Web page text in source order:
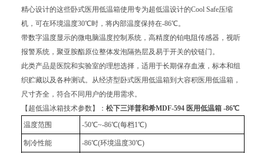
精心设计的这些卧式医用低温箱使用专为超低温设计的Cool Safe压缩
机，可在环境温度30℃时，将内部温度保持在-86℃。
带数字温度显示的微电脑温度控制系统，高精度的铂电阻传感器，视听
报警系统，聚亚胺酯原位整体发泡隔热层及易于开关的铰链门。
此类产品是医院和实验室的理想选择，适用于长期保存血液，标本和组
织贮藏以及各种测试。从经济型卧式医用低温箱到大容积医用低温箱，
尺寸齐全，符合不同用户的使用需求。
【超低温冰箱技术参数】： 松下三洋普和希MDF-594 医用低温箱 -86℃
温度范围
-50℃~-86℃(每档1℃)
制冷性能 -86℃(环境温度30℃)